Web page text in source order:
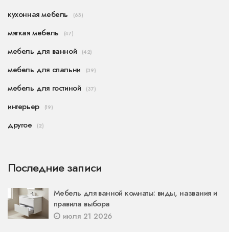
кухонная мебель (63)
мягкая мебель (47)
мебель для ванной (42)
мебель для спальни (39)
мебель для гостиной (37)
интерьер (19)
другое (2)
Последние записи
Мебель для ванной комнаты: виды, названия и
правила выбора
июля 21 2026